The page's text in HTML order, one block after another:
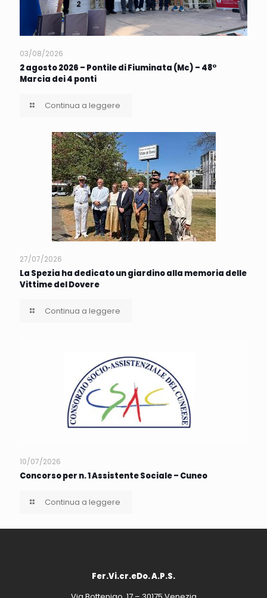
03/08/2026
2 agosto 2026 – Pontile di Fiuminata (Mc) – 48°
Marcia dei 4 ponti
Continua a leggere
27/07/2026
La Spezia ha dedicato un giardino alla memoria delle
Vittime del Dovere
Continua a leggere
10/07/2026
Concorso per n. 1 Assistente Sociale – Cuneo
Continua a leggere
Fer.Vi.cr.eDo. A.P.S.